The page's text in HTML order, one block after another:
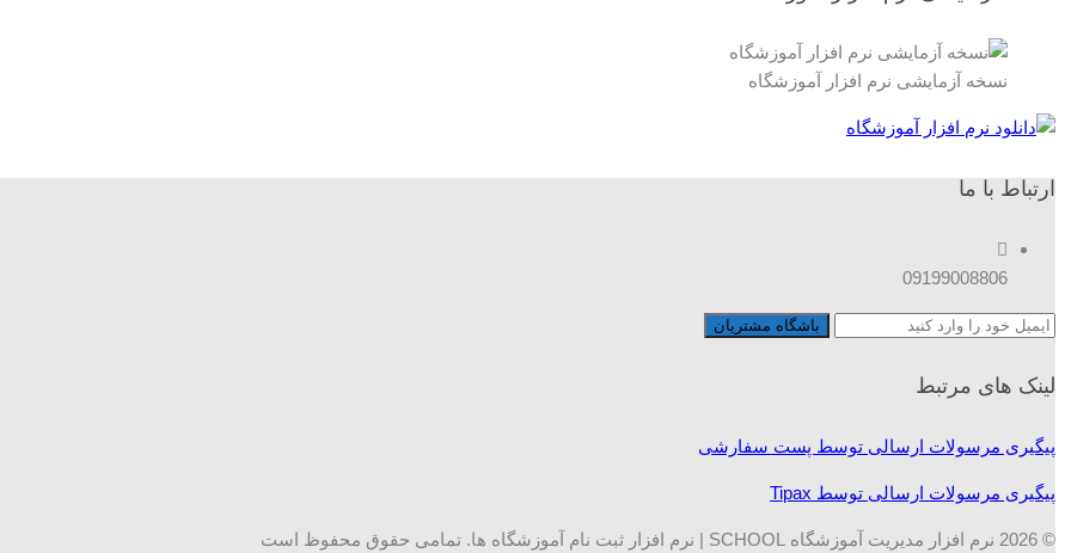
نسخه آزمایشی نرم افزار آموزشگاه
ارتباط با ما
09199008806
لینک های مرتبط
پیگیری مرسولات ارسالی توسط پست سفارشی
پیگیری مرسولات ارسالی توسط Tipax
© 2026 نرم افزار مدیریت آموزشگاه SCHOOL | نرم افزار ثبت نام آموزشگاه ها. تمامی حقوق محفوظ است